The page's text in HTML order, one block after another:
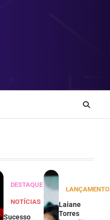
DESTAQUE
NOTÍCIAS
Sucesso
Laiane
Torres